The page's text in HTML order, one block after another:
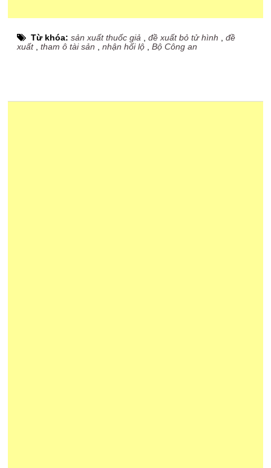
Từ khóa:sản xuất thuốc giả ,đề xuất bỏ tử hình ,đề
xuất,tham ô tài sản ,nhận hối lộ ,Bộ Công an